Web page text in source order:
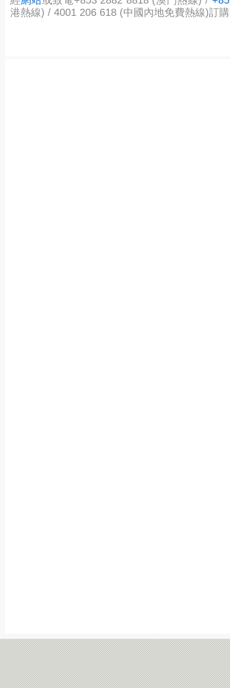
港熱線) / 4001 206 618 (中國內地免費熱線)訂